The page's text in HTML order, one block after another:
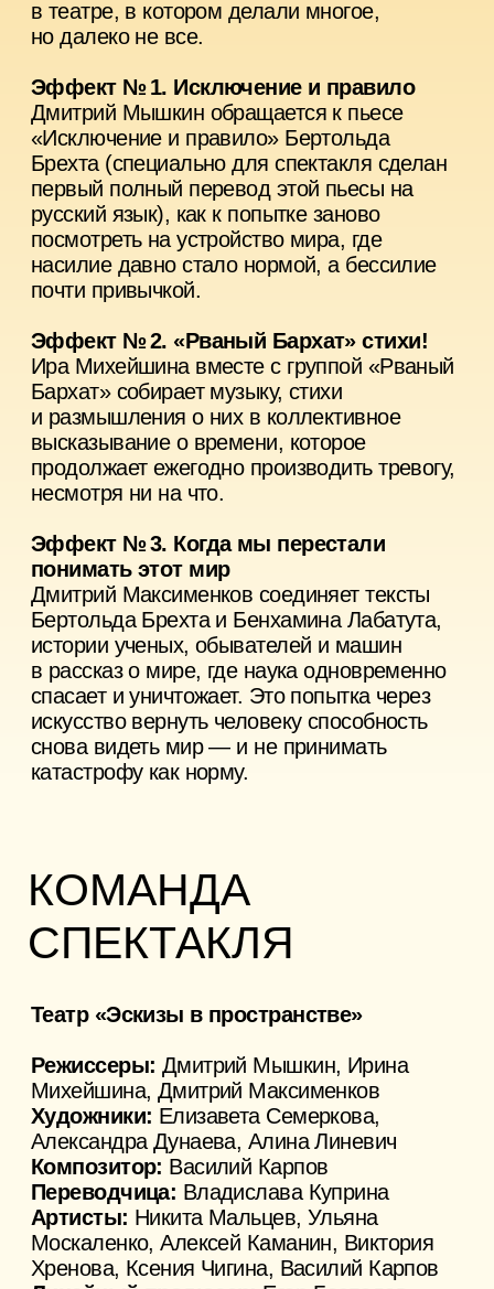
Эффект № 3. Когда мы перестали
понимать этот мир
Бертольда Брехта и Бенхамина Лабатута,
истории ученых, обывателей и машин
в рассказ о мире, где наука одновременно
спасает и уничтожает. Это попытка через
искусство вернуть человеку способность
снова видеть мир — и не принимать
катастрофу как норму.
Театр «Эскизы в пространстве»
Режиссеры: Дмитрий Мышкин, Ирина
Михейшина, Дмитрий Максименков
Художники: Елизавета Семеркова,
Александра Дунаева, Алина Линевич
Композитор:Василий Карпов
Переводчица: Владислава Куприна
Никита Мальцев, Ульяна
Хренова, Ксения Чигина, Василий Карпов
Линейный продюсер: Егор Беспалов
При участии студентов программы
«Сценография» Британской высшей школы
дизайна
КОМАНДА
СПЕКТАКЛЯ
Где находится: с. Заполицы,
Условия:
На ГЭС есть уборная и работает
Парковка: Машину можно припарковать
на территории около ГЭС.
Как добраться:Доехать до ГЭС
из Владимира или Суздаля можно
на машине или на такси. Для этого нужно
вбить в навигаторе или указать
в приложении такси место назначения
«Заполицкая ГЭС».
МЕСТО
ПРОВЕДЕНИЯ
Telegram